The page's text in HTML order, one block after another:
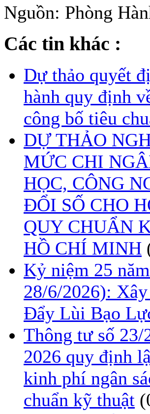
Nguồn: Phòng
Các tin khác :
Dự thảo quyết
hành quy định
công bố tiêu
DỰ THẢO
MỨC CHI
HỌC, CÔNG
ĐỔI SỐ CHO
QUY CHUẨN
HỒ CHÍ MINH
Kỷ niệm 25
28/6/2026):
Đẩy Lùi Bạo
Thông tư số
2026 quy định
kinh phí ngân
chuẩn kỹ thuật